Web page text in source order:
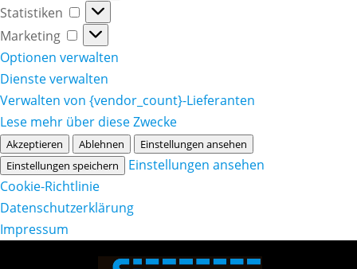
Statistiken
Statistiken
Marketing
Marketing
Optionen verwalten
Dienste verwalten
Verwalten von {vendor_count}-Lieferanten
Lese mehr über diese Zwecke
Akzeptieren Ablehnen
Einstellungen ansehen
Einstellungen speichern
Einstellungen ansehen
Cookie-Richtlinie
Datenschutzerklärung
Impressum